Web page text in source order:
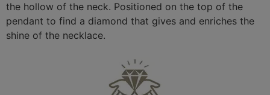
the hollow of the neck. Positioned on the top of the
pendant to find a diamond that gives and enriches the
shine of the necklace.